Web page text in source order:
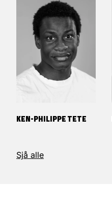
KEN-PHILIPPE TETE
Sjå alle